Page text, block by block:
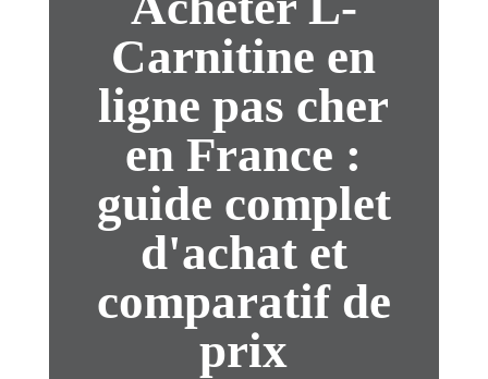
Carnitine en
ligne pas cher
en France :
guide complet
d'achat et
comparatif de
prix